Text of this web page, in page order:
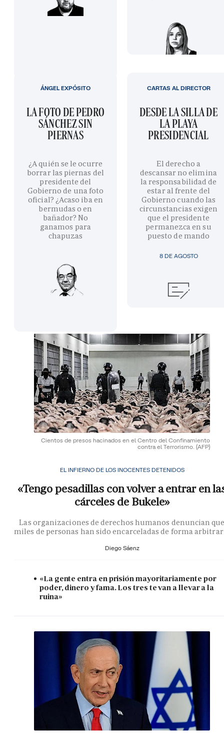
LA FOTO DE PEDRO
SÁNCHEZ SIN
PIERNAS
¿A quién se le ocurre
borrar las piernas del
presidente del
Gobierno de una foto
oficial? ¿Acaso iba en
bermudas o en
bañador? No
ganamos para
chapuzas
ÁNGEL EXPÓSITO
8 DE AGOSTO
DESDE LA SILLA DE
LA PLAYA
PRESIDENCIAL
El derecho a
descansar no elimina
la responsabilidad de
estar al frente del
Gobierno cuando las
circunstancias exigen
que el presidente
permanezca en su
puesto de mando
CARTAS AL DIRECTOR
Cientos de presos hacinados en el Centro del Confinamiento
contra el Terrorismo. (AFP)
EL INFIERNO DE LOS INOCENTES DETENIDOS
«Tengo pesadillas con volver a entrar en
cárceles de Bukele»
Las organizaciones de derechos humanos denuncian
miles de personas han sido encarceladas de forma
Diego Sáenz
«La gente entra en prisión mayoritariamente por
poder, dinero y fama. Los tres te van a llevar a la
ruina»